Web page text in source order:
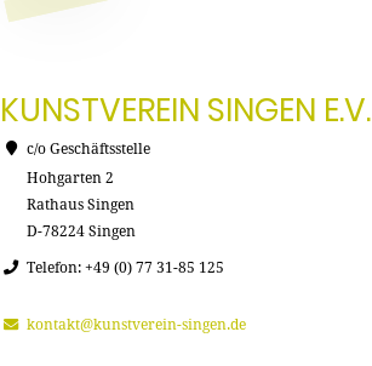
KUNSTVEREIN SINGEN E.V.
c/o Geschäftsstelle
Hohgarten 2
Rathaus Singen
D-78224 Singen
Telefon: +49 (0) 77 31-85 125
kontakt@kunstverein-singen.de